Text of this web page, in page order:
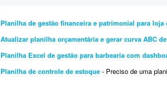
Planilha de gestão financeira e patrimonial para loja
Atualizar planilha orçamentária e gerar curva ABC
Planilha Excel de gestão para barbearia com
Planilha de controle de estoque - Preciso de uma planilha em